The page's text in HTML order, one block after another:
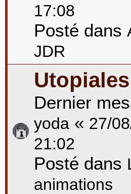
17:08
Posté dans
JDR
Dernier
yoda « 27/
21:02
Posté dans
animations